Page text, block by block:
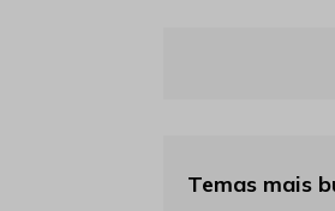
Temas mais